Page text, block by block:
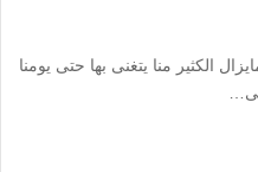
الكثير منا يتغنى بها حتى يومنا